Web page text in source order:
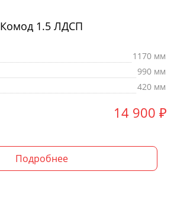
Комод 1.5 ЛДСП
1170 мм
990 мм
420 мм
14 900 ₽
Подробнее